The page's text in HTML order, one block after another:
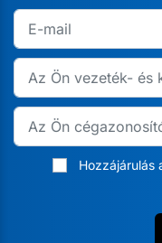
Hozzájárulás